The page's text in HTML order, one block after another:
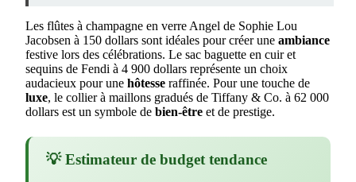
Les flûtes à champagne en verre Angel de Sophie Lou
Jacobsen à 150 dollars sont idéales pour créer une ambiance
festive lors des célébrations. Le sac baguette en cuir et
sequins de Fendi à 4 900 dollars représente un choix
audacieux pour une hôtesse raffinée. Pour une touche de
luxe, le collier à maillons gradués de Tiffany & Co. à 62 000
dollars est un symbole de bien-être et de prestige.
💡 Estimateur de budget tendance